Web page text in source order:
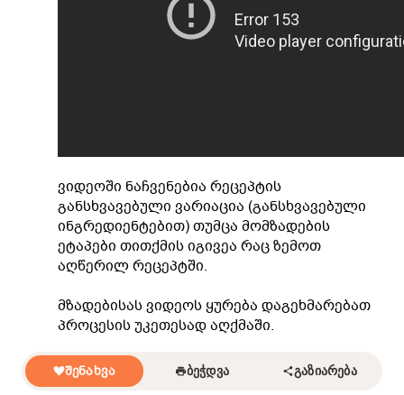
ვიდეოში ნაჩვენებია რეცეპტის
განსხვავებული ვარიაცია (განსხვავებული
ინგრედიენტებით) თუმცა მომზადების
ეტაპები თითქმის იგივეა რაც ზემოთ
აღწერილ რეცეპტში.
მზადებისას ვიდეოს ყურება დაგეხმარებათ
პროცესის უკეთესად აღქმაში.
ᲨᲔᲜᲐᲮᲕᲐ ᲑᲔᲭᲓᲕᲐ ᲒᲐᲖᲘᲐᲠᲔᲑᲐ